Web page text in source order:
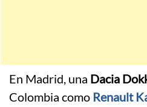
En Madrid, una Dacia
Colombia como Renault